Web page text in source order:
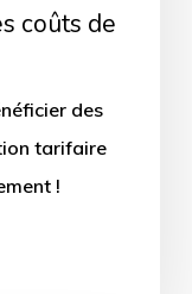
coûts de
des
tarifaire
!